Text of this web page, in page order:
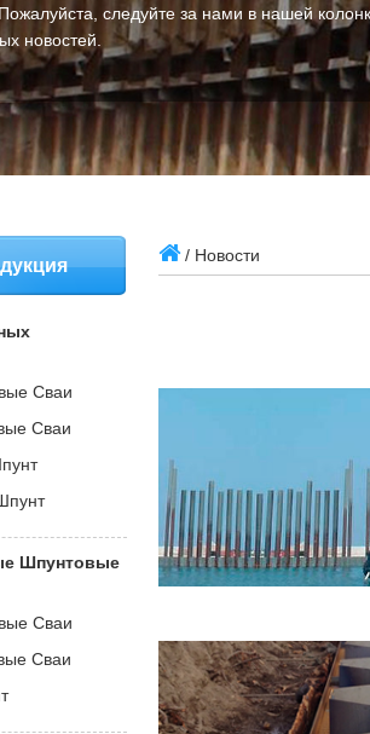
следуйте за нами в нашей
новостей.
/ Новости
Сваи
Сваи
Шпунтовые
Сваи
Сваи